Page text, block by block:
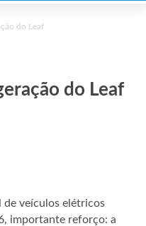
do Leaf
do Leaf
de veículos elétricos
importante reforço: a